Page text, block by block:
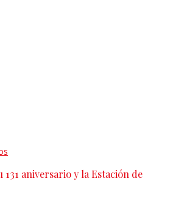
aniversario y la Estación de